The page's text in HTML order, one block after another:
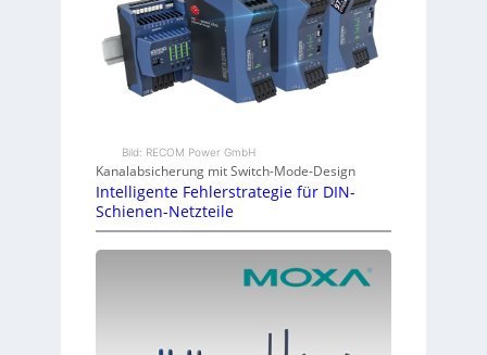
Bild: RECOM Power GmbH
Kanalabsicherung mit Switch-Mode-Design
Intelligente Fehlerstrategie für DIN-
Schienen-Netzteile